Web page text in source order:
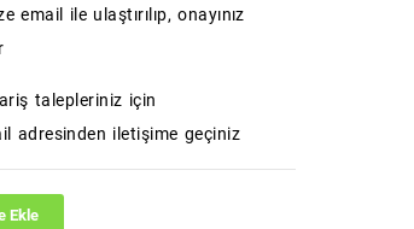
email ile ulaştırılıp, onayınız
talepleriniz için
adresinden iletişime geçiniz
Ekle